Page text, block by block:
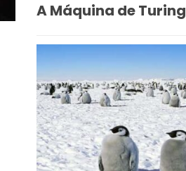
A Máquina de Turing